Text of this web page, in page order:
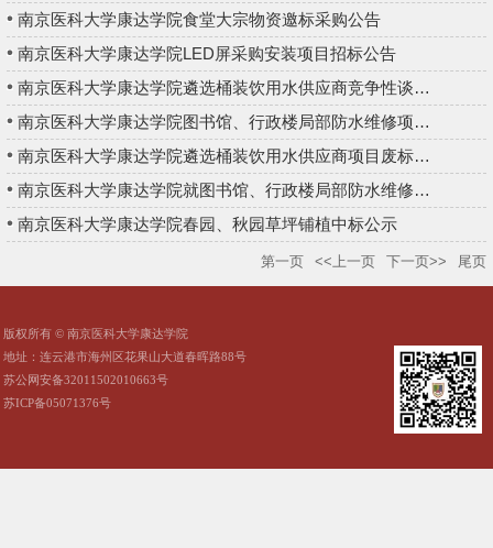
南京医科大学康达学院食堂大宗物资邀标采购公告
南京医科大学康达学院LED屏采购安装项目招标公告
南京医科大学康达学院遴选桶装饮用水供应商竞争性谈判公告
南京医科大学康达学院图书馆、行政楼局部防水维修项目竞争性谈判...
南京医科大学康达学院遴选桶装饮用水供应商项目废标公告
南京医科大学康达学院就图书馆、行政楼局部防水维修项目废标公告
南京医科大学康达学院春园、秋园草坪铺植中标公示
第一页 <<上一页 下一页>> 尾页
版权所有 © 南京医科大学康达学院
地址：连云港市海州区花果山大道春晖路88号
苏公网安备32011502010663号
苏ICP备05071376号